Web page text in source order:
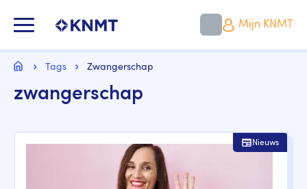
naar
gaan
Mijn KNMT
Kruimelpad
HomeTags Zwangerschap
zwangerschap
Nieuws